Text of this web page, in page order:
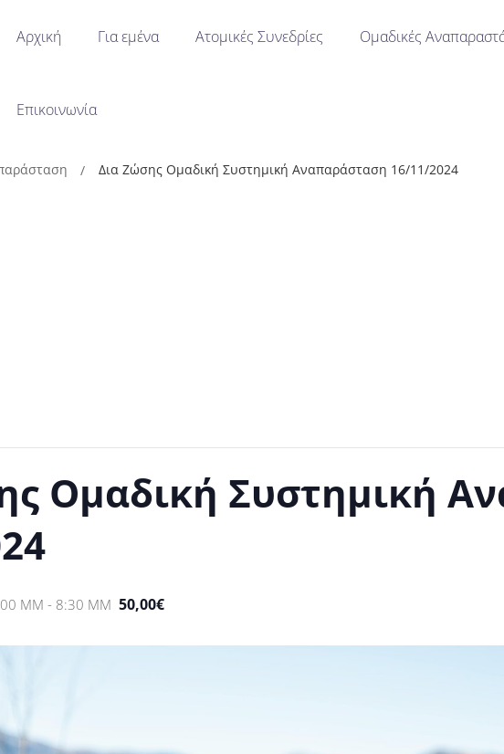
Αρχική Για εμένα Ατομικές Συνεδρίες Ομαδικές
Επικοινωνία
Δια Ζώσης Ομαδική Συστημική Αναπαράσταση 16/11/2024
Ομαδική Συστημική
ΜΜ - 8:30 ΜΜ 50,00€